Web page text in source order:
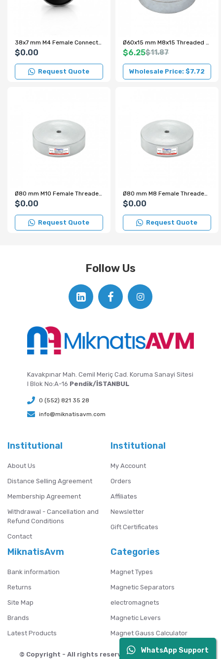
WhatsApp Support
38x7 mm M4 Female Connector Ferrite Pot Magnet – High Quality Y35
$0.00
Request Quote
Ø60x15 mm M8x15 Threaded Ferrite Pot Magnet (Internal Threaded)
$6.25$11.87
Wholesale Price: $7.72
Ø80 mm M10 Female Threaded Ferrite Pot Magnet
$0.00
Request Quote
Ø80 mm M8 Female Threaded Ferrite Pot Magnet
$0.00
Request Quote
Follow Us
Kavakpınar Mah. Cemil Meriç Cad. Koruma Sanayi Sitesi
I Blok No:A-16 Pendik/İSTANBUL
0 (552) 821 35 28
info@miknatisavm.com
Institutional
About Us
Distance Selling Agreement
Membership Agreement
Withdrawal - Cancellation and
Refund Conditions
Contact
Institutional
My Account
Orders
Affiliates
Newsletter
Gift Certificates
MiknatisAvm
Bank information
Returns
Site Map
Brands
Latest Products
Categories
Magnet Types
Magnetic Separators
electromagnets
Magnetic Levers
Magnet Gauss Calculator
© Copyright - All rights reserved. Mıknatıs AVM - 2024